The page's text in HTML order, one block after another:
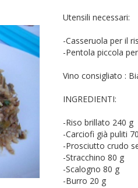
Utensili necessari:
-Casseruola per il
-Pentola piccola
Vino consigliato :
INGREDIENTI:
-Riso brillato 240 g
-Carciofi già puliti
-Prosciutto crudo
-Stracchino 80 g
-Scalogno 80 g
-Burro 20 g